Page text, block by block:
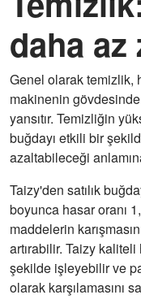
daha az
Genel olarak temizlik,
makinenin
yansıtır. Temizliğin
buğdayı etkili bir
azaltabileceği
Taizy'den satılık
boyunca hasar oranı
maddelerin
artırabilir. Taizy
şekilde işleyebilir ve
olarak karşılamasını